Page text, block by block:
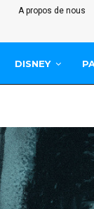
A propos de nous
DISNEY